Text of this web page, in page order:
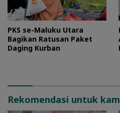
PKS se-Maluku Utara
Bagikan Ratusan Paket
Daging Kurban
Rekomendasi untuk